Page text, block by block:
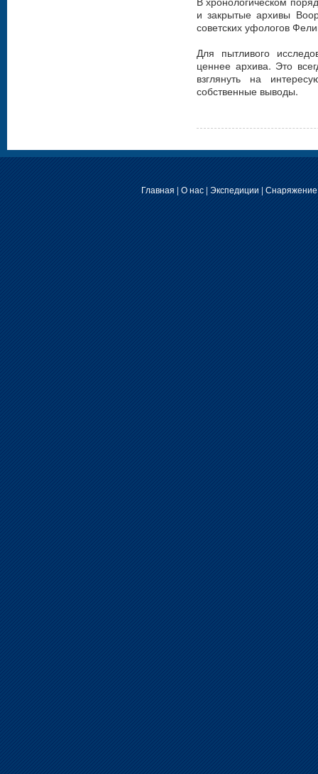
и закрытые архивы
советских уфологов
Для пытливого
ценнее архива. Это
взглянуть на
собственные выводы.
Главная | О нас| Экспедиции | Снаряжение